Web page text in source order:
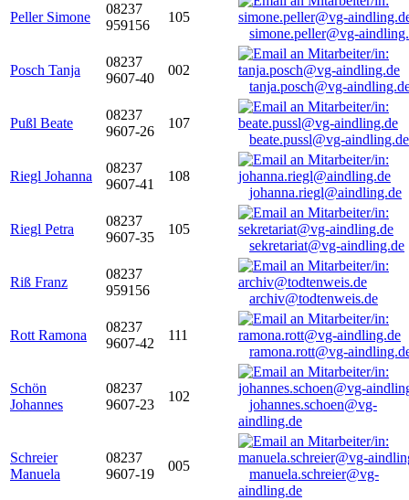
Peller Simone
08237
959156
105
simone.peller@vg-
Posch Tanja
08237
9607-40
002
tanja.posch@vg-
Pußl Beate
08237
9607-26
107
beate.pussl@vg-aindling.de
Riegl Johanna
08237
9607-41
108
johanna.riegl@aindling.de
Riegl Petra
08237
9607-35
105
sekretariat@vg-aindling.de
Riß Franz
08237
959156
archiv@todtenweis.de
Rott Ramona
08237
9607-42
111
ramona.rott@vg-
Schön
Johannes
08237
9607-23
102
johannes.schoen@vg-
aindling.de
Schreier
Manuela
08237
9607-19
005
manuela.schreier@vg-
aindling.de